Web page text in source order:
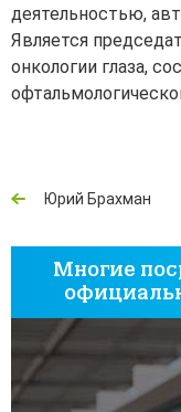
деятельностью,
Является
онкологии глаза,
Юрий Брахман
Многие